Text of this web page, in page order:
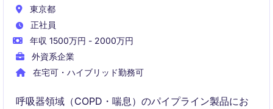
東京都
正社員
年収 1500万円 - 2000万円
外資系企業
在宅可・ハイブリッド勤務可
呼吸器領域（COPD・喘息）のパイプライン製品にお